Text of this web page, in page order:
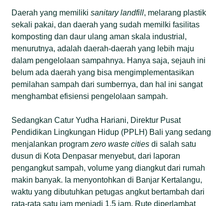
Daerah yang memilikisanitary landfill, melarang plastik
sekali pakai, dan daerah yang sudah memilki fasilitas
komposting dan daur ulang aman skala industrial,
menurutnya, adalah daerah-daerah yang lebih maju
dalam pengelolaan sampahnya. Hanya saja, sejauh ini
belum ada daerah yang bisa mengimplementasikan
pemilahan sampah dari sumbernya, dan hal ini sangat
menghambat efisiensi pengelolaan sampah.
Sedangkan Catur Yudha Hariani, Direktur Pusat
Pendidikan Lingkungan Hidup (PPLH) Bali yang sedang
menjalankan programzero waste cities di salah satu
dusun di Kota Denpasar menyebut, dari laporan
pengangkut sampah, volume yang diangkut dari rumah
makin banyak. Ia menyontohkan di Banjar Kertalangu,
waktu yang dibutuhkan petugas angkut bertambah dari
rata-rata satu jam menjadi 1,5 jam. Rute diperlambat